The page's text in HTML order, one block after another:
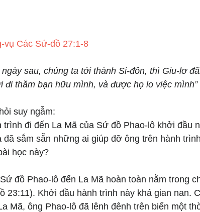
vụ Các Sứ-đồ 27:1-8
ngày sau, chúng ta tới thành Si-đôn, thì Giu-lơ
đi thăm bạn hữu mình, và được họ lo việc mình”
suy ngẫm:
trình đi đến La Mã của Sứ đồ Phao-lô khởi đầu
đã sắm sẵn những ai giúp đỡ ông trên hành
học này?
đồ Phao-lô đến La Mã hoàn toàn nằm trong
23:11). Khởi đầu hành trình này khá gian nan.
Mã, ông Phao-lô đã lênh đênh trên biển một